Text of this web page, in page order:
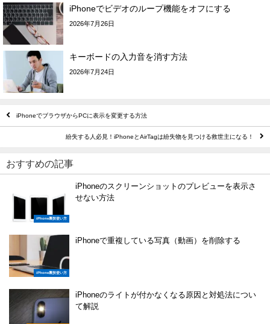
iPhoneでビデオのループ機能をオフにする
2026年7月26日
キーボードの入力音を消す方法
2026年7月24日
iPhoneでブラウザからPCに表示を変更する方法
紛失する人必見！iPhoneとAirTagは紛失物を見つける救世主になる！
おすすめの記事
iPhone裏技使い方
iPhoneのスクリーンショットのプレビューを表示さ
せない方法
iPhone裏技使い方
iPhoneで重複している写真（動画）を削除する
iPhoneのライトが付かなくなる原因と対処法につい
て解説